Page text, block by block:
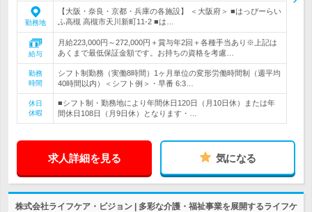
勤務地
【大阪・奈良・京都・兵庫の各施設】 ＜大阪府＞ ■はっぴーらい
ふ高槻 高槻市天川新町11-2 ■は…
給与
月給223,000円～272,000円＋賞与年2回＋各種手当あり※上記は
あくまで最低保証金額です。お持ちの資格を考慮…
勤務
時間
シフト制勤務（実働8時間）1ヶ月単位の変形労働時間制（週平均
40時間以内）＜シフト例＞・早番 6:3…
休日
休暇
■シフト制・勤務地により年間休日120日（月10日休）または年
間休日108日（月9日休）となります・…
求人詳細を見る 気になる
株式会社ライフケア・ビジョン | 多彩な介護・福祉事業を展開するライフケ